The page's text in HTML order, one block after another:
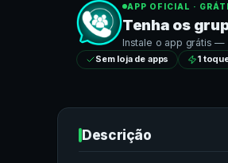
APP OFICIAL ·
Tenha os
Instale o app grátis —
Sem loja de apps 1
Descrição